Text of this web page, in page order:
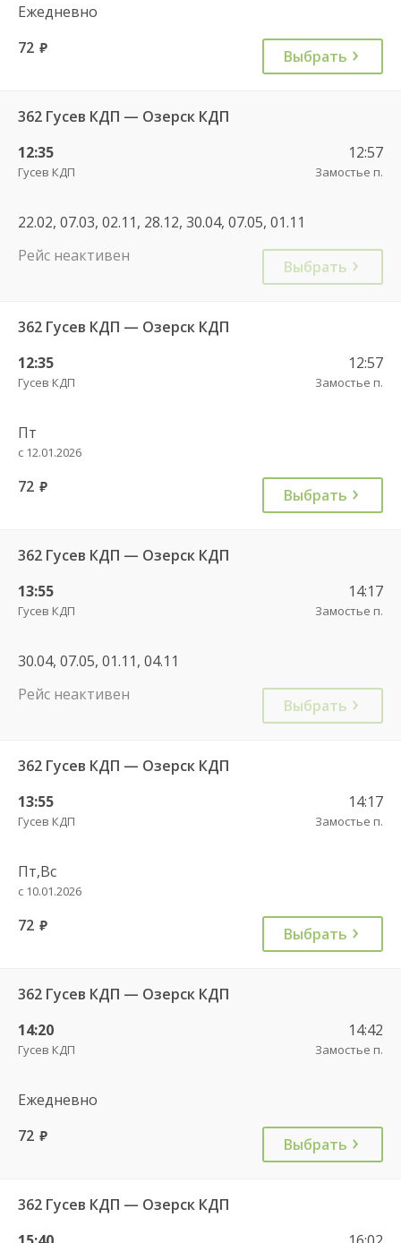
Ежедневно
72 руб. Выбрать
362 Гусев КДП — Озерск КДП
12:35
Гусев КДП
12:57
Замостье п.
22.02, 07.03, 02.11, 28.12, 30.04, 07.05, 01.11
Рейс неактивен
Выбрать
362 Гусев КДП — Озерск КДП
12:35
Гусев КДП
12:57
Замостье п.
Пт
с 12.01.2026
72 руб. Выбрать
362 Гусев КДП — Озерск КДП
13:55
Гусев КДП
14:17
Замостье п.
30.04, 07.05, 01.11, 04.11
Рейс неактивен
Выбрать
362 Гусев КДП — Озерск КДП
13:55
Гусев КДП
14:17
Замостье п.
Пт,Вс
с 10.01.2026
72 руб. Выбрать
362 Гусев КДП — Озерск КДП
14:20
Гусев КДП
14:42
Замостье п.
Ежедневно
72 руб. Выбрать
362 Гусев КДП — Озерск КДП